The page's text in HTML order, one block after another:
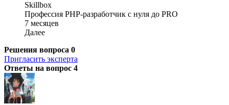
Skillbox
Профессия PHP-разработчик с нуля до PRO
7 месяцев
Далее
Решения вопроса 0
Пригласить эксперта
Ответы на вопрос 4